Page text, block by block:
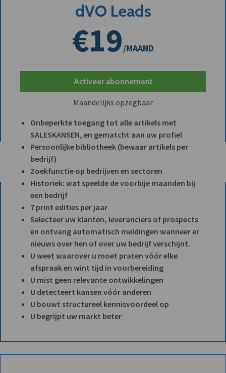
dVO Leads
€19/MAAND
Activeer abonnement
Maandelijks opzegbaar
Onbeperkte toegang tot alle artikels met
SALESKANSEN, en gematcht aan uw profiel
Persoonlijke bibliotheek (bewaar artikels per
bedrijf)
Zoekfunctie op bedrijven en sectoren
Historiek: wat speelde de voorbije maanden bij
een bedrijf
7 print edities per jaar
Selecteer uw klanten, leveranciers of prospects
en ontvang automatisch meldingen wanneer er
nieuws over hen of over uw bedrijf verschijnt.
U weet waarover u moet praten vóór elke
afspraak en wint tijd in voorbereiding
U mist geen relevante ontwikkelingen
U detecteert kansen vóór anderen
U bouwt structureel kennisvoordeel op
U begrijpt uw markt beter